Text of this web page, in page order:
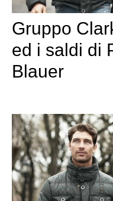
Gruppo
ed i saldi di
Blauer